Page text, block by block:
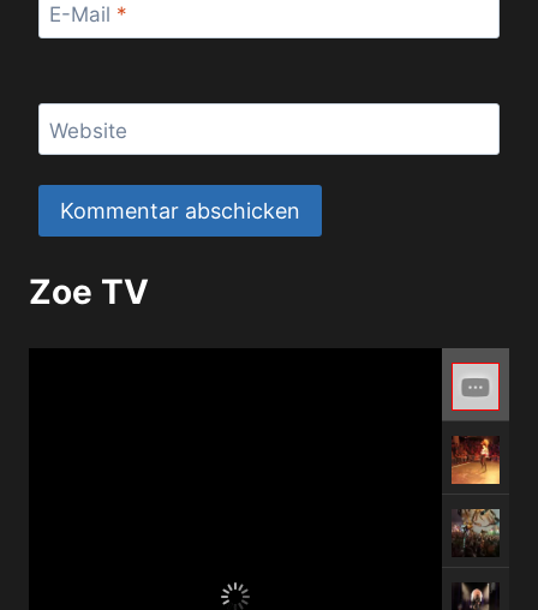
E-Mail *
Website
Zoe TV